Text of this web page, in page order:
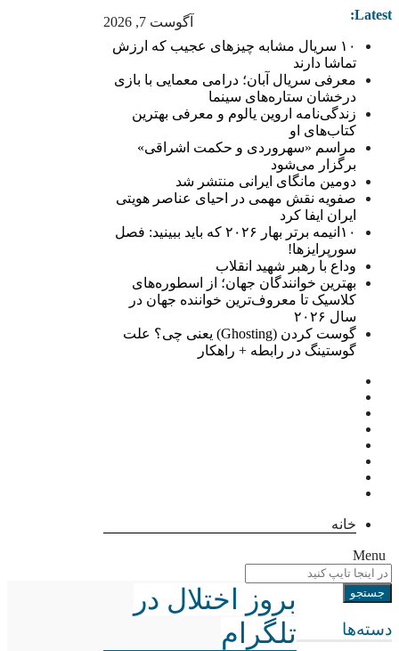
آگوست 7, 2026 Latest:
۱۰ سریال مشابه چیزهای عجیب که ارزش
تماشا دارند
معرفی سریال آبان؛ درامی معمایی با بازی
درخشان ستاره‌های سینما
زندگی‌نامه اروین یالوم و معرفی بهترین
کتاب‌های او
مراسم «سهروردی و حکمت اشراقی»
برگزار می‌شود
دومین مانگای ایرانی منتشر شد
صفویه نقش مهمی در احیای عناصر هویتی
ایران ایفا کرد
۱۰انیمه برتر بهار ۲۰۲۶ که باید ببینید: فصل
سورپرایزها!
وداع با رهبر شهید انقلاب
بهترین خوانندگان جهان؛ از اسطوره‌های
کلاسیک تا معروف‌ترین خواننده جهان در
سال ۲۰۲۶
گوست کردن (Ghosting) یعنی چی؟ علت
گوستینگ در رابطه + راهکار
خانه
Menu
دسته‌ها
بروز اختلال در
تلگرام